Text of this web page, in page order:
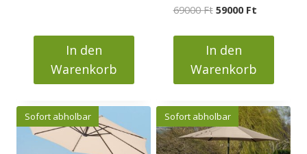
44000 Ft38000 Ft.
In den
Warenkorb
69000Ft Ursprünglicher
war:
69000 Ft
59000 FtAktueller
ist:
In den
Warenkorb
Sofort abholbar Sofort abholbar